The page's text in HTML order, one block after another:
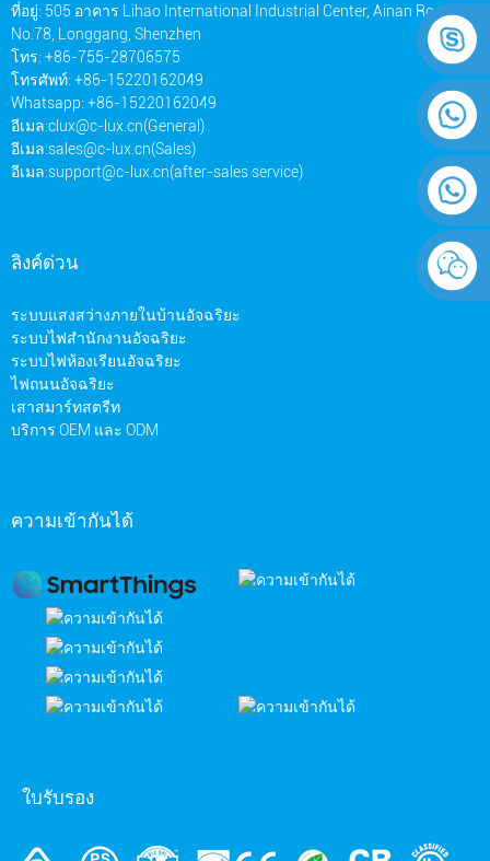
ที่อยู่: 505 อาคาร Lihao International Industrial Center, Ainan Road
No.78, Longgang, Shenzhen
โทร: +86-755-28706575
โทรศัพท์: +86-15220162049
Whatsapp: +86-15220162049
อีเมล:clux@c-lux.cn(General)
อีเมล:sales@c-lux.cn(Sales)
อีเมล:support@c-lux.cn(after-sales service)
ลิงค์ด่วน
ระบบแสงสว่างภายในบ้านอัจฉริยะ
ระบบไฟสำนักงานอัจฉริยะ
ระบบไฟห้องเรียนอัจฉริยะ
ไฟถนนอัจฉริยะ
เสาสมาร์ทสตรีท
บริการ OEM และ ODM
ความเข้ากันได้
ใบรับรอง